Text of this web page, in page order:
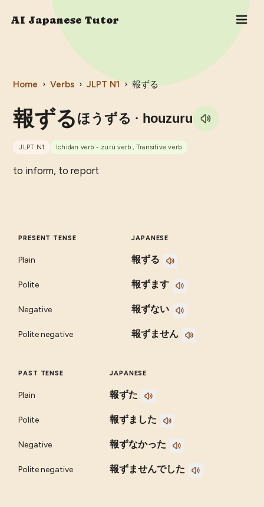
AI Japanese Tutor
Home › Verbs › JLPT N1 › 報ずる
報ずる ほうずる · houzuru
JLPT N1 Ichidan verb - zuru verb , Transitive verb
to inform, to report
PRESENT TENSE JAPANESE
Plain 報ずる
Polite 報ずます
Negative 報ずない
Polite negative 報ずません
PAST TENSE JAPANESE
Plain 報ずた
Polite 報ずました
Negative 報ずなかった
Polite negative 報ずませんでした